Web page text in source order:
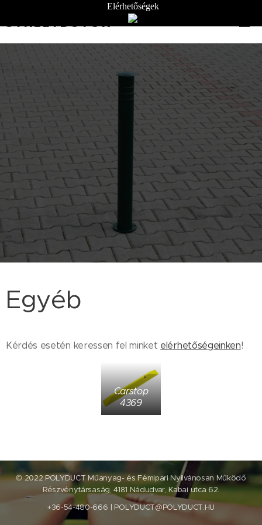
STREETBÚTOR
Egyéb
Kérdés esetén keressen fel minket elérhetőségeinken!
Carstop
4369
© 2022 POLYDUCT Műanyag- és Fémipari Nyilvánosan Működő
Részvénytársaság, 4181 Nádudvar, Kabai utca 62.
+36-54-480-666 | POLYDUCT@POLYDUCT.HU
Elérhetőségek